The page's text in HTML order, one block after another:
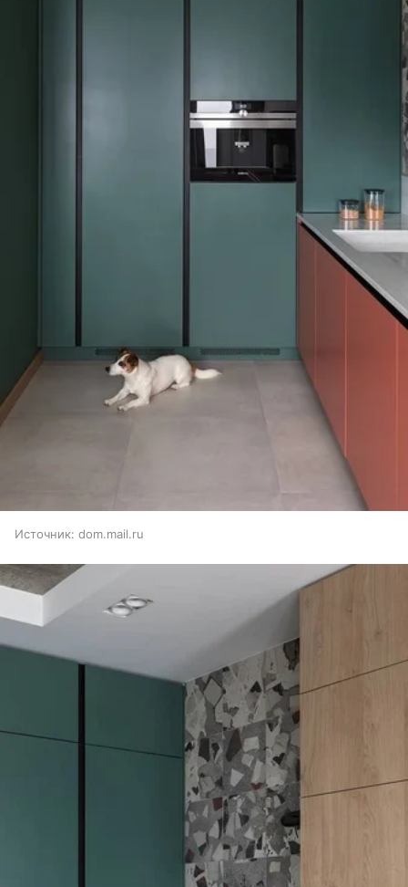
Источник: dom.mail.ru